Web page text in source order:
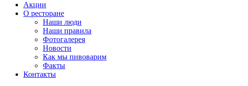
Акции
О ресторане
Наши люди
Наши правила
Фотогалерея
Новости
Как мы пивоварим
Факты
Контакты